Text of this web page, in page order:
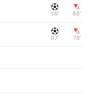
16‎’‎ 65‎’‎
07‎’‎ 78‎’‎